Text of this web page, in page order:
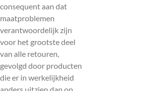
consequent aan dat
maatproblemen
verantwoordelijk zijn
voor het grootste deel
van alle retouren,
gevolgd door producten
die er in werkelijkheid